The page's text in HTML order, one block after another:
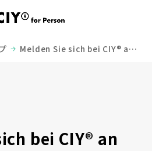
Melden Sie sich bei CIY® an
bei CIY® an